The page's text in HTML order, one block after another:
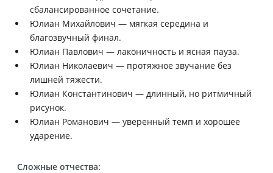
сбалансированное сочетание.
Юлиан Михайлович — мягкая середина и
благозвучный финал.
Юлиан Павлович — лаконичность и ясная пауза.
Юлиан Николаевич — протяжное звучание без
лишней тяжести.
Юлиан Константинович — длинный, но ритмичный
рисунок.
Юлиан Романович — уверенный темп и хорошее
ударение.
Сложные отчества: